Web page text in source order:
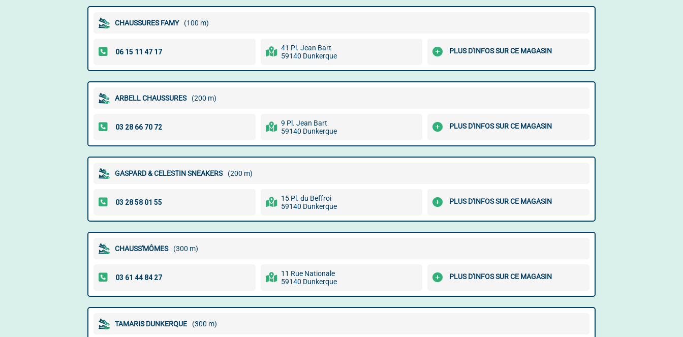
CHAUSSURES FAMY (100 m)
41 Pl. Jean Bart
59140 Dunkerque
PLUS D'INFOS SUR CE MAGASIN
ARBELL CHAUSSURES (200 m)
9 Pl. Jean Bart
59140 Dunkerque
PLUS D'INFOS SUR CE MAGASIN
GASPARD & CELESTIN SNEAKERS (200 m)
15 Pl. du Beffroi
59140 Dunkerque
PLUS D'INFOS SUR CE MAGASIN
CHAUSS'MÔMES (300 m)
11 Rue Nationale
59140 Dunkerque
PLUS D'INFOS SUR CE MAGASIN
TAMARIS DUNKERQUE (300 m)